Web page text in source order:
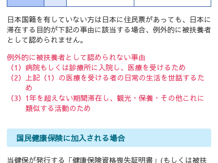
日本国籍を有していない方は日本に住民票があっても、日本に
滞在する目的が下記の事由に該当する場合、例外的に被扶養者
として認められません。
例外的に被扶養者として認められない事由
（1）病院もしくは診療所に入院し、医療を受けるため
（2）上記（1）の医療を受ける者の日常の生活を世話するた
め
（3）1年を超えない期間滞在し、観光・保養・その他これに
類似する活動のため
国民健康保険に加入される場合
当健保が発行する「健康保険資格喪失証明書」(もしくは被扶